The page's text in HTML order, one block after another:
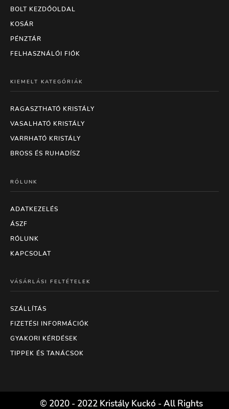
BOLT KEZDŐOLDAL
KOSÁR
PÉNZTÁR
FELHASZNÁLÓI FIÓK
KIEMELT KATEGÓRIÁK
RAGASZTHATÓ KRISTÁLY
VASALHATÓ KRISTÁLY
VARRHATÓ KRISTÁLY
BROSS ÉS RUHADÍSZ
RÓLUNK
ADATKEZELÉS
ÁSZF
RÓLUNK
KAPCSOLAT
VÁSÁRLÁSI FELTÉTELEK
SZÁLLÍTÁS
FIZETÉSI INFORMÁCIÓK
GYAKORI KÉRDÉSEK
TIPPEK ÉS TANÁCSOK
© 2020 - 2022 Kristály Kuckó - All Rights